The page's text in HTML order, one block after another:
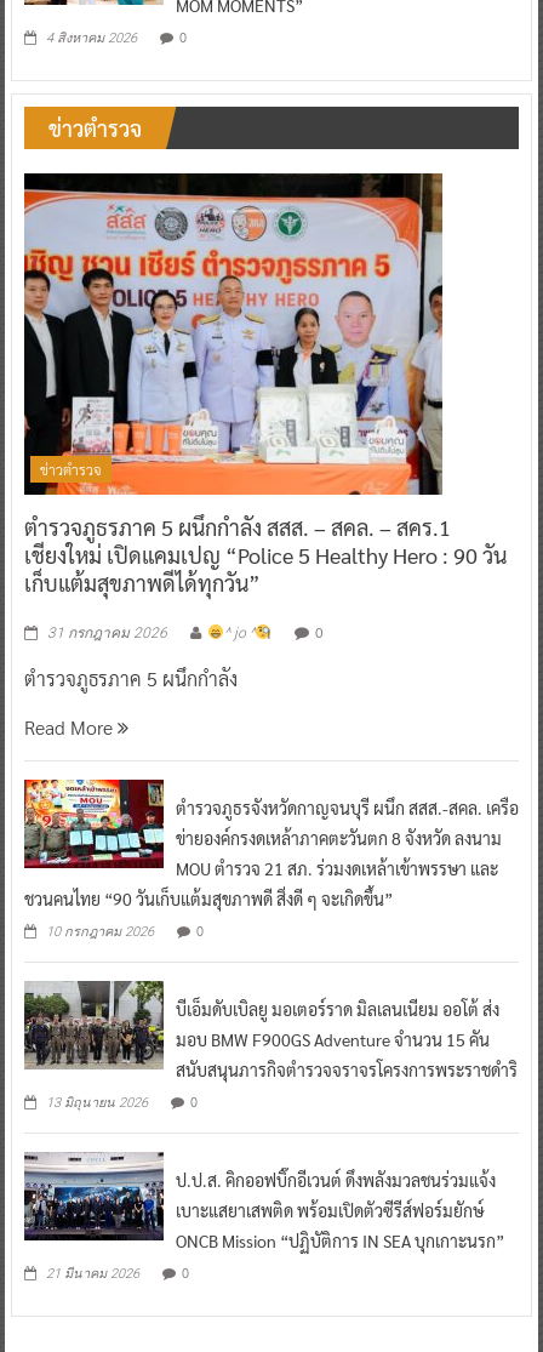
MOM MOMENTS”
4 สิงหาคม 2026 0
ข่าวตำรวจ
ข่าวตำรวจ
ตำรวจภูธรภาค 5 ผนึกกำลัง สสส. – สคล. – สคร.1
เชียงใหม่ เปิดแคมเปญ “Police 5 Healthy Hero : 90 วัน
เก็บแต้มสุขภาพดีได้ทุกวัน”
31 กรกฎาคม 2026 ^ jo ^ 0
ตำรวจภูธรภาค 5 ผนึกกำลัง
Read More
ตำรวจภูธรจังหวัดกาญจนบุรี ผนึก สสส.-สคล. เครือ
ข่ายองค์กรงดเหล้าภาคตะวันตก 8 จังหวัด ลงนาม
MOU ตำรวจ 21 สภ. ร่วมงดเหล้าเข้าพรรษา และ
ชวนคนไทย “90 วันเก็บแต้มสุขภาพดี สิ่งดี ๆ จะเกิดขึ้น”
10 กรกฎาคม 2026 0
บีเอ็มดับเบิลยู มอเตอร์ราด มิลเลนเนียม ออโต้ ส่ง
มอบ BMW F900GS Adventure จำนวน 15 คัน
สนับสนุนภารกิจตำรวจจราจรโครงการพระราชดำริ
13 มิถุนายน 2026 0
ป.ป.ส. คิกออฟบิ๊กอีเวนต์ ดึงพลังมวลชนร่วมแจ้ง
เบาะแสยาเสพติด พร้อมเปิดตัวซีรีส์ฟอร์มยักษ์
ONCB Mission “ปฏิบัติการ IN SEA บุกเกาะนรก”
21 มีนาคม 2026 0